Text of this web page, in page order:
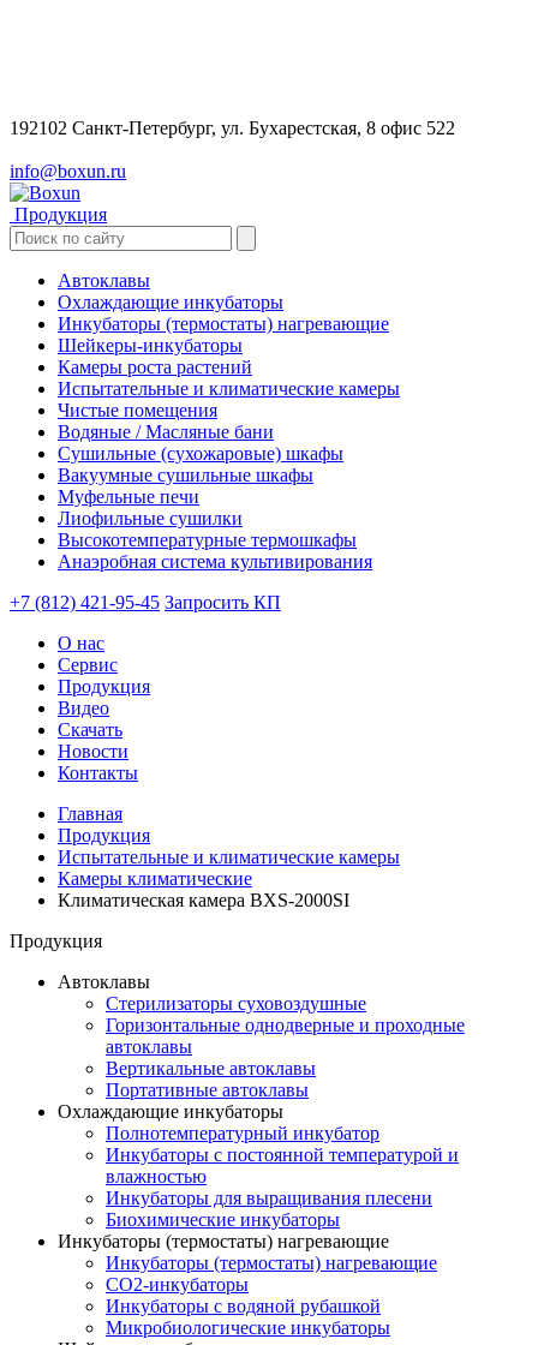
192102 Санкт-Петербург, ул. Бухарестская, 8 офис 522
info@boxun.ru
Продукция
Автоклавы
Охлаждающие инкубаторы
Инкубаторы (термостаты) нагревающие
Шейкеры-инкубаторы
Камеры роста растений
Испытательные и климатические камеры
Чистые помещения
Водяные / Масляные бани
Сушильные (сухожаровые) шкафы
Вакуумные сушильные шкафы
Муфельные печи
Лиофильные сушилки
Высокотемпературные термошкафы
Анаэробная система культивирования
+7 (812) 421-95-45 Запросить КП
О нас
Сервис
Продукция
Видео
Скачать
Новости
Контакты
Главная
Продукция
Испытательные и климатические камеры
Камеры климатические
Климатическая камера BXS-2000SI
Продукция
Автоклавы
Стерилизаторы суховоздушные
Горизонтальные однодверные и проходные
автоклавы
Вертикальные автоклавы
Портативные автоклавы
Охлаждающие инкубаторы
Полнотемпературный инкубатор
Инкубаторы с постоянной температурой и
влажностью
Инкубаторы для выращивания плесени
Биохимические инкубаторы
Инкубаторы (термостаты) нагревающие
Инкубаторы (термостаты) нагревающие
CO2-инкубаторы
Инкубаторы с водяной рубашкой
Микробиологические инкубаторы